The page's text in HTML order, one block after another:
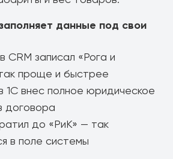
данные под свои
CRM записал «Рога и
проще и быстрее
1С внес полное юридическое
договора
до «РиК» — так
в поле системы